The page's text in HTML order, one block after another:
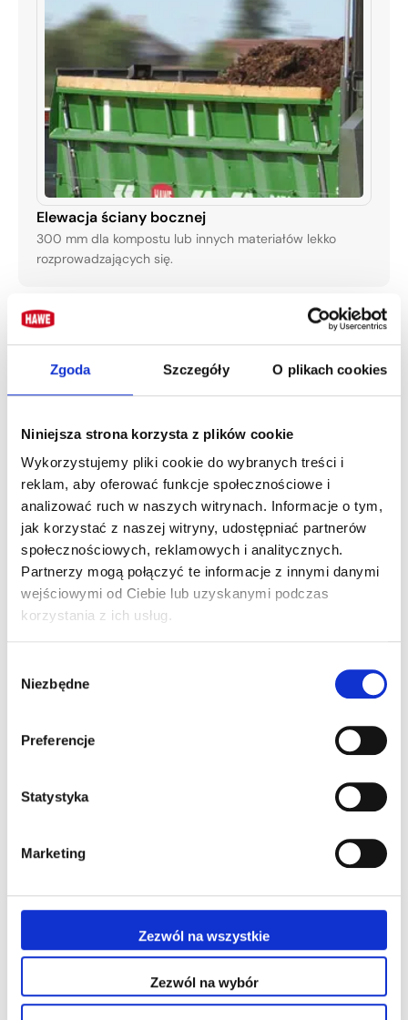
Zgoda Szczegóły O plikach cookies
Niniejsza strona korzysta z plików cookie
Wykorzystujemy pliki cookie do wybranych treści i
reklam, aby oferować funkcje społecznościowe i
analizować ruch w naszych witrynach. Informacje o tym,
jak korzystać z naszej witryny, udostępniać partnerów
społecznościowych, reklamowych i analitycznych.
Partnerzy mogą połączyć te informacje z innymi danymi
wejściowymi od Ciebie lub uzyskanymi podczas
korzystania z ich usług.
zgody
Niezbędne
Preferencje
Statystyka
Marketing
Zezwól na wszystkie
Zezwól na wybór
Elewacja ściany bocznej
300 mm dla kompostu lub innych materiałów lekko
rozprowadzających się.
Dyszel
Dyszel zawieszany mechanicznie na zaczepie
górnym/dolnym. Alternatywnie zawieszenie
hydropneumatyczne z dolnym zaczepem.
Dane techniczne